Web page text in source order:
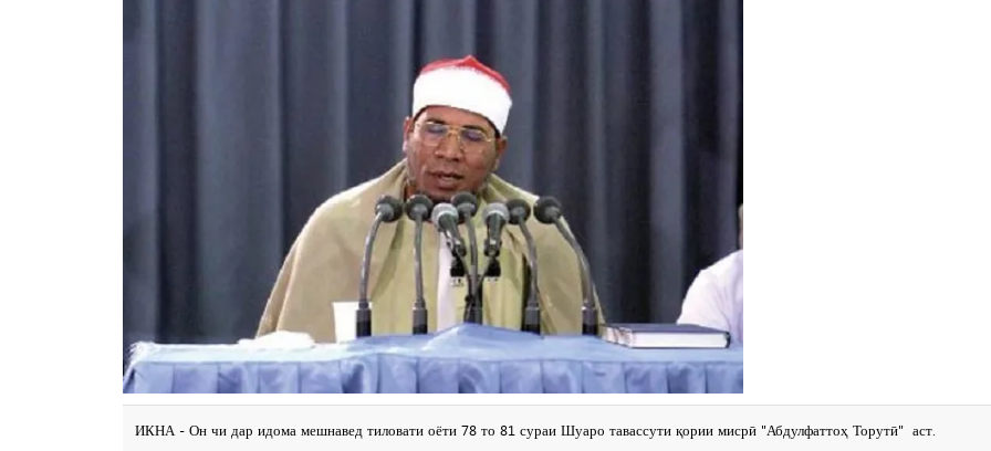
ИКНА - Он чи дар идома мешнавед тиловати оёти 78 то 81 сураи Шуаро тавассути қории мисрӣ "Абдулфаттоҳ Торутӣ" аст.